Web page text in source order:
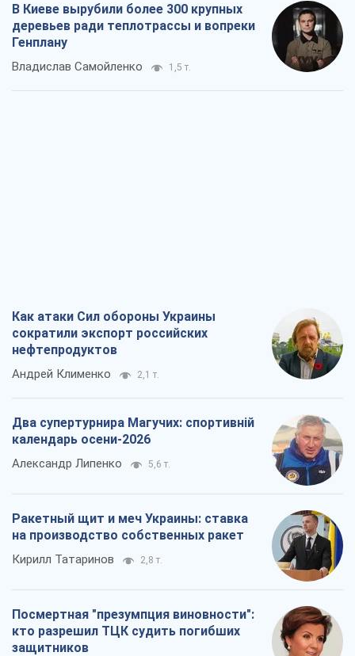
В Киеве вырубили более 300 крупных
деревьев ради теплотрассы и вопреки
Генплану
Владислав Самойленко 1,5 т.
Как атаки Сил обороны Украины
сократили экспорт российских
нефтепродуктов
Андрей Клименко 2,1 т.
Два супертурнира Магучих: спортивній
календарь осени-2026
Александр Липенко 5,6 т.
Ракетный щит и меч Украины: ставка
на производство собственных ракет
Кирилл Татаринов 2,8 т.
Посмертная "презумпция виновности":
кто разрешил ТЦК судить погибших
защитников